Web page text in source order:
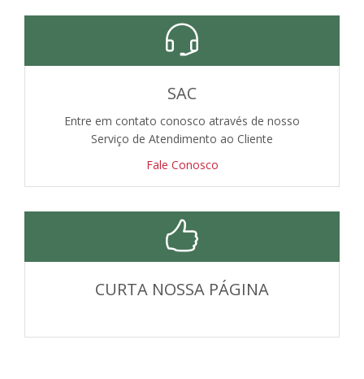
SAC
Entre em contato conosco através de nosso
Serviço de Atendimento ao Cliente
Fale Conosco
CURTA NOSSA PÁGINA